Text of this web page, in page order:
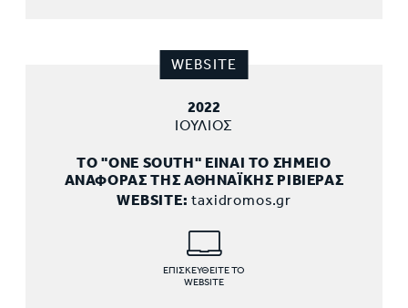
WEBSITE
2022
ΙΟΥΛΙΟΣ
ΤΟ "ONE SOUTH" ΕΙΝΑΙ ΤΟ ΣΗΜΕΙΟ
ΑΝΑΦΟΡΑΣ ΤΗΣ ΑΘΗΝΑΪΚΗΣ ΡΙΒΙΕΡΑΣ
WEBSITE: taxidromos.gr
ΕΠΙΣΚΕΥΘΕΙΤΕ ΤΟ
WEBSITE